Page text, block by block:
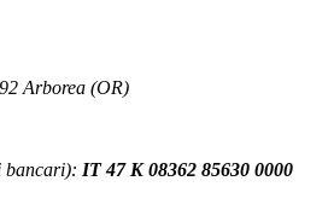
Arborea (OR)
bancari): IT 47 K 08362 85630 0000